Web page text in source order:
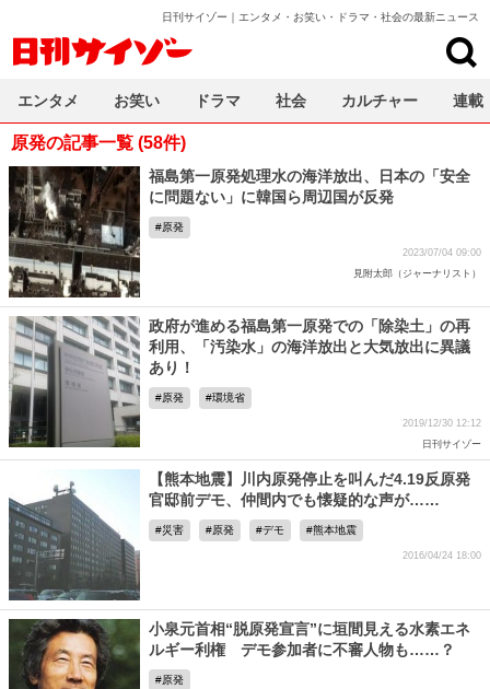
日刊サイゾー｜エンタメ・お笑い・ドラマ・社会の最新ニュース
原発の記事一覧 (58件)
福島第一原発処理水の海洋放出、日本の「安全
に問題ない」に韓国ら周辺国が反発
原発
2023/07/04 09:00
見附太郎（ジャーナリスト）
政府が進める福島第一原発での「除染土」の再
利用、「汚染水」の海洋放出と大気放出に異議
あり！
原発 環境省
2019/12/30 12:12
日刊サイゾー
【熊本地震】川内原発停止を叫んだ4.19反原発
官邸前デモ、仲間内でも懐疑的な声が……
災害 原発 デモ 熊本地震
2016/04/24 18:00
小泉元首相“脱原発宣言”に垣間見える水素エネ
ルギー利権 デモ参加者に不審人物も……？
原発
エンタメ お笑い ドラマ 社会 カルチャー 連載